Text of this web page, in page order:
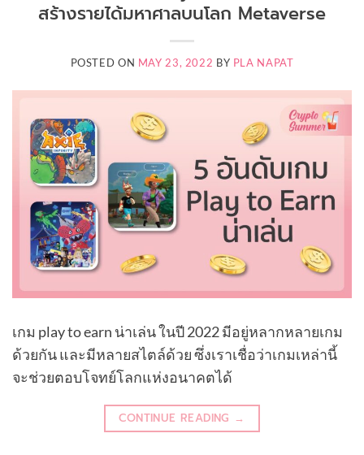
สร้างรายได้มหาศาลบนโลก Metaverse
POSTED ON MAY 23, 2022 BY PLA NAPAT
เกม play to earn น่าเล่น ในปี 2022 มีอยู่หลากหลายเกม
ด้วยกัน และมีหลายสไตล์ด้วย ซึ่งเราเชื่อว่าเกมเหล่านี้
จะช่วยตอบโจทย์โลกแห่งอนาคตได้
CONTINUE READING →